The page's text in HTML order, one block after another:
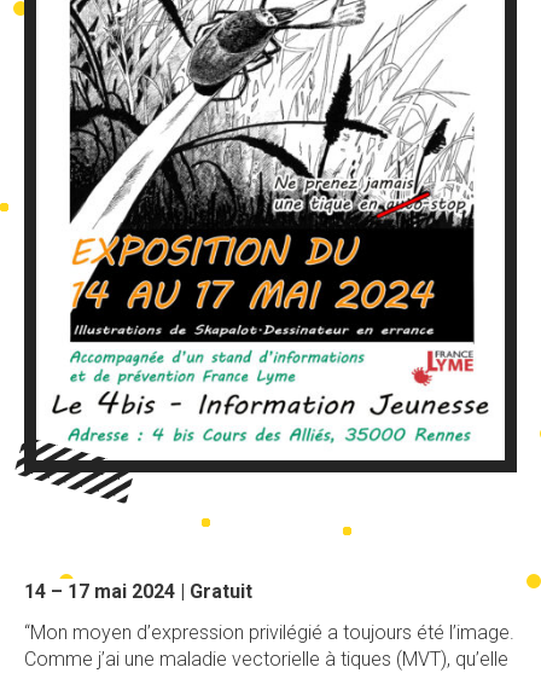
14 – 17 mai 2024 | Gratuit
“Mon moyen d’expression privilégié a toujours été l’image.
Comme j’ai une maladie vectorielle à tiques (MVT), qu’elle